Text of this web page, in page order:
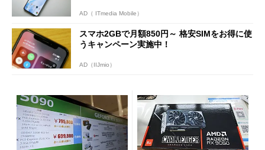
AD（ ITmedia Mobile）
スマホ2GBで月額850円～ 格安SIMをお得に使
うキャンペーン実施中！
AD（IIJmio）